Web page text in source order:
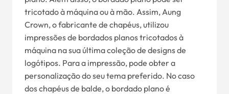
tricotado à máquina ou à mão. Assim, Aung
Crown, o fabricante de chapéus, utilizou
impressões de bordados planos tricotados à
máquina na sua última coleção de designs de
logótipos. Para a impressão, pode obter a
personalização do seu tema preferido. No caso
dos chapéus de balde, o bordado plano é